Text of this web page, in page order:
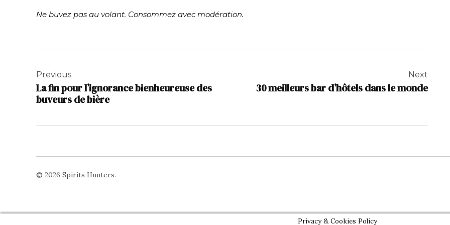
Ne buvez pas au volant. Consommez avec modération.
de
l’article
Previous
La fin pour l’ignorance bienheureuse des
buveurs de bière
Next
30 meilleurs bar d’hôtels dans le monde
© 2026 Spirits Hunters.
Privacy & Cookies Policy